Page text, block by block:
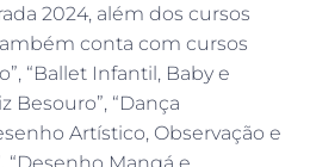
2024, além dos cursos
conta com cursos
“Ballet Infantil, Baby e
Besouro”, “Dança
Artístico, Observação e
“Desenho Mangá e